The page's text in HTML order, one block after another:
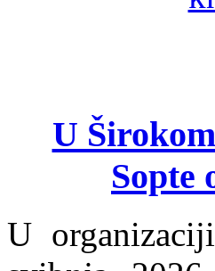
U
Sopte
U